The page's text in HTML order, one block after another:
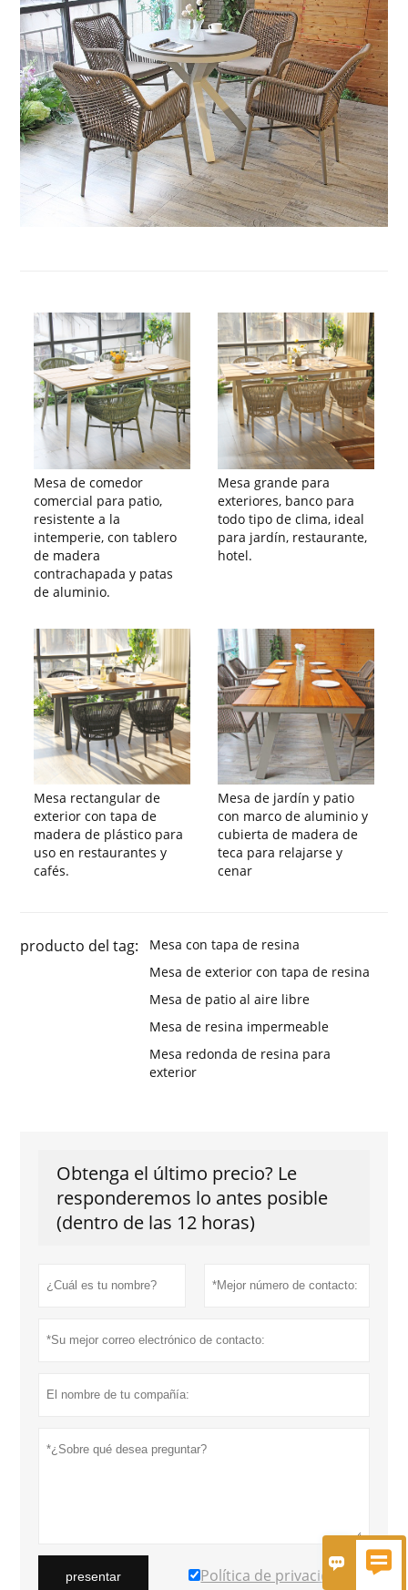
 
Mesa de comedor
comercial para patio,
resistente a la
intemperie, con tablero
de madera
contrachapada y patas
de aluminio.
Mesa grande para
exteriores, banco para
todo tipo de clima, ideal
para jardín, restaurante,
hotel.
Mesa rectangular de
exterior con tapa de
madera de plástico para
uso en restaurantes y
cafés.
Mesa de jardín y patio
con marco de aluminio y
cubierta de madera de
teca para relajarse y
cenar
producto del tag:
Mesa con tapa de resina
Mesa de exterior con tapa de resina
Mesa de patio al aire libre
Mesa de resina impermeable
Mesa redonda de resina para
exterior
Obtenga el último precio? Le
responderemos lo antes posible
(dentro de las 12 horas)
presentar Política de privacidad